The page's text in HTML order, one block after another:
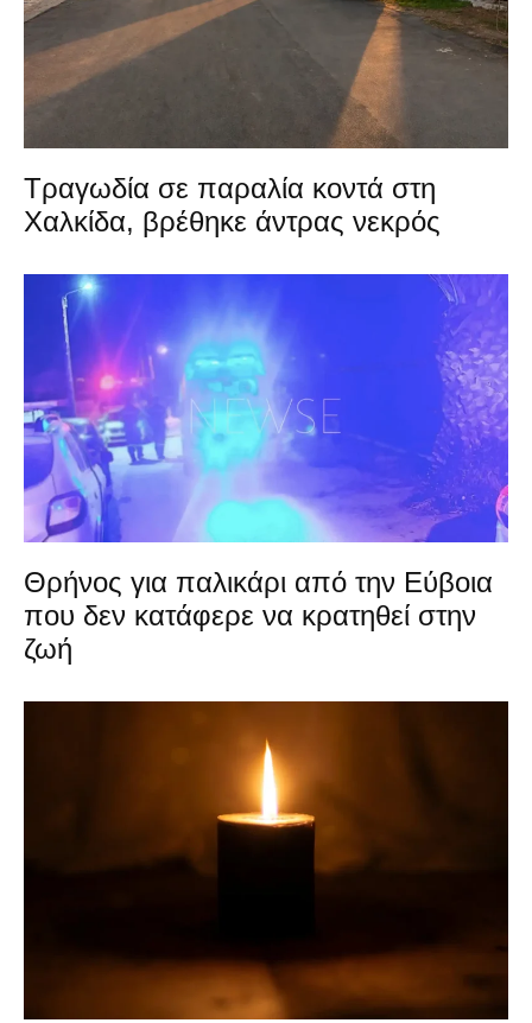
Τραγωδία σε παραλία κοντά στη
Χαλκίδα, βρέθηκε άντρας νεκρός
Θρήνος για παλικάρι από την Εύβοια
που δεν κατάφερε να κρατηθεί στην
ζωή